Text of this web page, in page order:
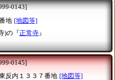
0143]
地 [地図等]
)の『正常寺 』
0145]
反内１３３７番地 [地図等]